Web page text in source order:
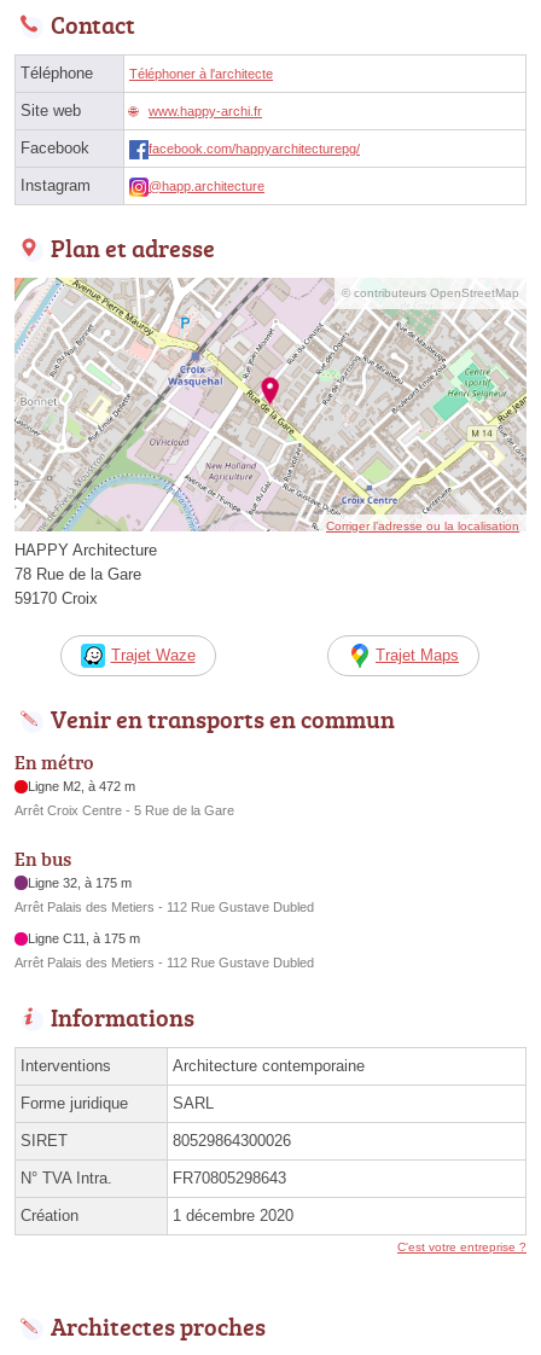
Contact
Téléphone Téléphoner à l'architecte
Site web www.happy-archi.fr
Facebook facebook.com/happyarchitecturepg/
Instagram @happ.architecture
Plan et adresse
© contributeurs OpenStreetMap
Corriger l’adresse ou la localisation
HAPPY Architecture
78 Rue de la Gare
59170 Croix
Trajet Waze Trajet Maps
Venir en transports en commun
En métro
Ligne M2, à 472 m
Arrêt Croix Centre - 5 Rue de la Gare
En bus
Ligne 32, à 175 m
Arrêt Palais des Metiers - 112 Rue Gustave Dubled
Ligne C11, à 175 m
Arrêt Palais des Metiers - 112 Rue Gustave Dubled
Informations
Interventions Architecture contemporaine
Forme juridique SARL
SIRET 80529864300026
N° TVA Intra. FR70805298643
Création 1 décembre 2020
C'est votre entreprise ?
Architectes proches